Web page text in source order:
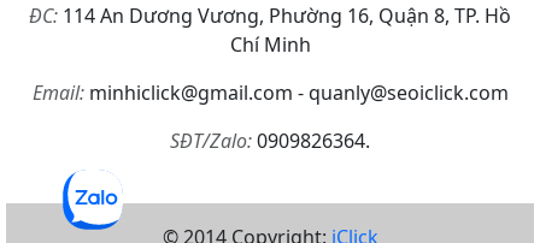
ĐC: 114 An Dương Vương, Phường 16, Quận 8, TP. Hồ
Chí Minh
Email:minhiclick@gmail.com - quanly@seoiclick.com
SĐT/Zalo:0909826364.
© 2014 Copyright: iClick